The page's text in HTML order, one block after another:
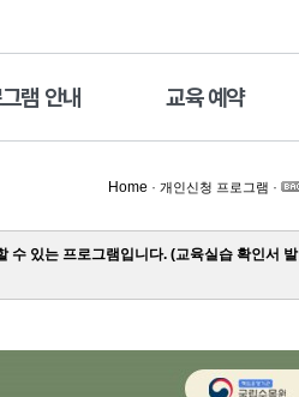
램 안내 교육 예약
Home · 개인신청 프로그램 ·
수 있는 프로그램입니다. (교육실습 확인서 발